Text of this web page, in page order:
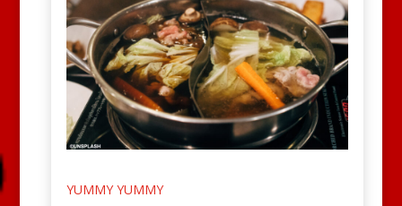
YUMMY YUMMY